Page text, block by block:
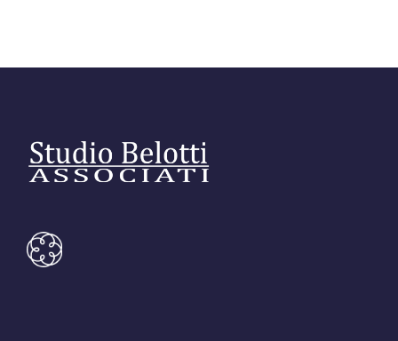
Il Giornale del Revisore
Articoli